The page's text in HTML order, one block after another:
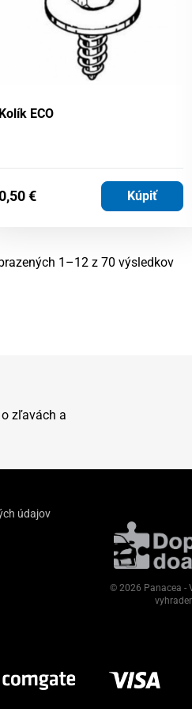
ECO
€ Kúpiť
1–12 z 70 výsledkov
zľavách a
údajov
© 2026 Panacea -